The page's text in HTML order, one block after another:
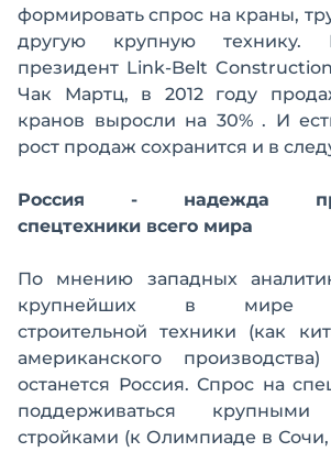
формировать спрос на краны,
другую крупную технику.
президент Link-Belt
Чак Мартц, в 2012 году
кранов выросли на 30% . И
рост продаж сохранится и в
Россия - надежда
спецтехники всего мира
По мнению западных
крупнейших в мире
строительной техники (как
американского
останется Россия. Спрос на
поддерживаться крупными
стройками (к Олимпиаде в